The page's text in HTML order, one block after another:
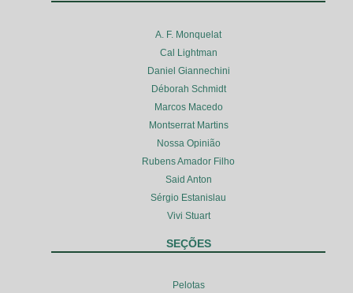
A. F. Monquelat
Cal Lightman
Daniel Giannechini
Déborah Schmidt
Marcos Macedo
Montserrat Martins
Nossa Opinião
Rubens Amador Filho
Said Anton
Sérgio Estanislau
Vivi Stuart
SEÇÕES
Pelotas